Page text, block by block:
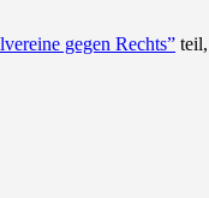
gegen Rechts”